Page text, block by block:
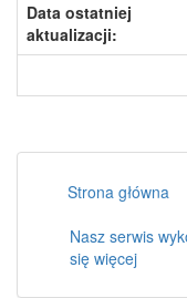
Data ostatniej
aktualizacji:
Strona główna
Nasz serwis
się więcej